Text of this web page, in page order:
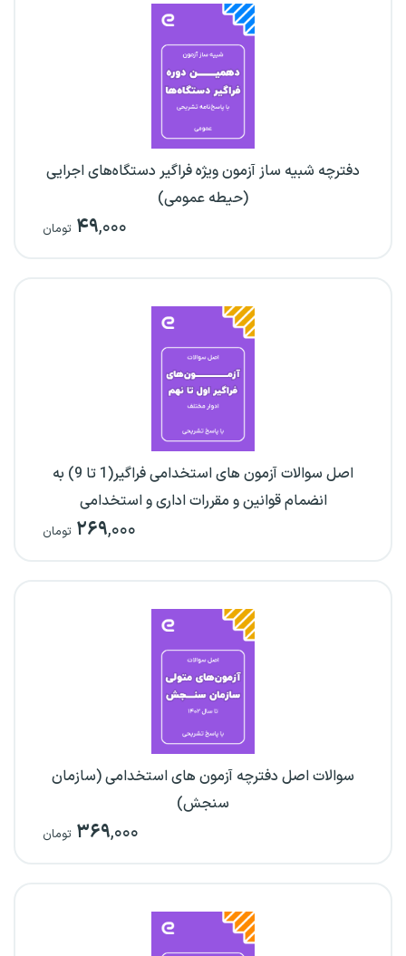
دفترچه شبیه ساز آزمون ویژه فراگیر دستگاه‌های اجرایی
(حیطه عمومی)
۴۹,۰۰۰ تومان
اصل سوالات آزمون های استخدامی فراگیر(1 تا 9) به
انضمام قوانین و مقررات اداری و استخدامی
۲۶۹,۰۰۰ تومان
سوالات اصل دفترچه آزمون های استخدامی (سازمان
سنجش)
۳۶۹,۰۰۰ تومان